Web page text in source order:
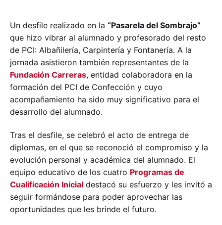
Un desfile realizado en la “Pasarela del Sombrajo”
que hizo vibrar al alumnado y profesorado del resto
de PCI: Albañilería, Carpintería y Fontanería. A la
jornada asistieron también representantes de la
Fundación Carreras , entidad colaboradora en la
formación del PCI de Confección y cuyo
acompañamiento ha sido muy significativo para el
desarrollo del alumnado.
Tras el desfile, se celebró el acto de entrega de
diplomas, en el que se reconoció el compromiso y la
evolución personal y académica del alumnado. El
equipo educativo de los cuatro Programas de
Cualificación Inicial destacó su esfuerzo y les invitó a
seguir formándose para poder aprovechar las
oportunidades que les brinde el futuro.